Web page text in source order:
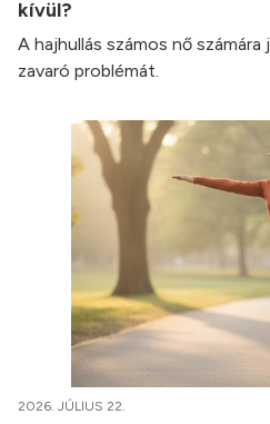
kívül?
A hajhullás számos nő
zavaró problémát.
2026. JÚLIUS 22.